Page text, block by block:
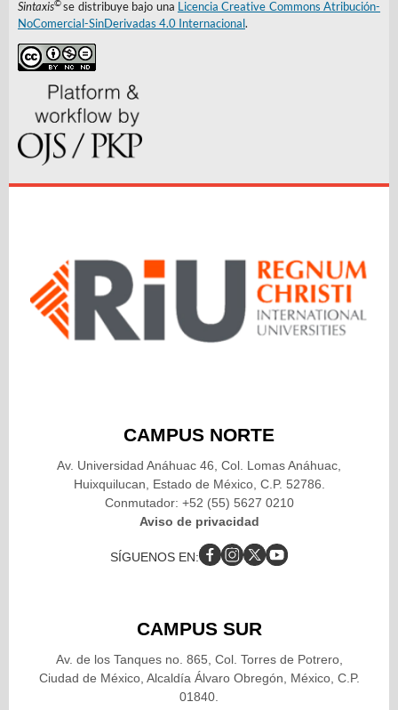
Sintaxis©se distribuye bajo una Licencia Creative Commons Atribución-
NoComercial-SinDerivadas 4.0 Internacional.
CAMPUS NORTE
Av. Universidad Anáhuac 46, Col. Lomas Anáhuac,
Huixquilucan, Estado de México, C.P. 52786.
Conmutador: +52 (55) 5627 0210
Aviso de privacidad
SÍGUENOS EN:
CAMPUS SUR
Av. de los Tanques no. 865, Col. Torres de Potrero,
Ciudad de México, Alcaldía Álvaro Obregón, México, C.P.
01840.